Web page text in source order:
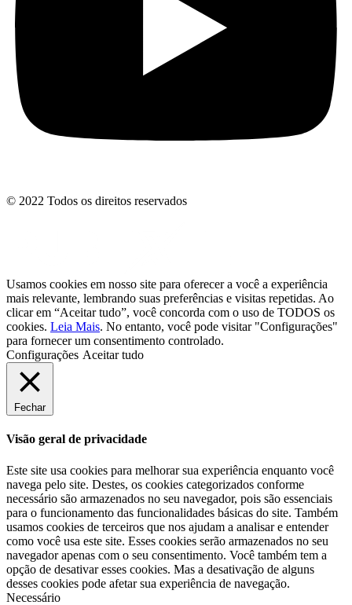
© 2022 Todos os direitos reservados
Usamos cookies em nosso site para oferecer a você a experiência
mais relevante, lembrando suas preferências e visitas repetidas. Ao
clicar em “Aceitar tudo”, você concorda com o uso de TODOS os
cookies. Leia Mais. No entanto, você pode visitar "Configurações"
para fornecer um consentimento controlado.
Configurações Aceitar tudo
Fechar
Visão geral de privacidade
Este site usa cookies para melhorar sua experiência enquanto você
navega pelo site. Destes, os cookies categorizados conforme
necessário são armazenados no seu navegador, pois são essenciais
para o funcionamento das funcionalidades básicas do site. Também
usamos cookies de terceiros que nos ajudam a analisar e entender
como você usa este site. Esses cookies serão armazenados no seu
navegador apenas com o seu consentimento. Você também tem a
opção de desativar esses cookies. Mas a desativação de alguns
desses cookies pode afetar sua experiência de navegação.
Necessário